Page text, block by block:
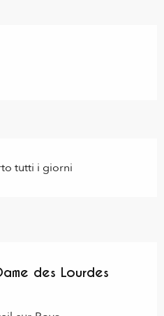
tutti i giorni
des Lourdes